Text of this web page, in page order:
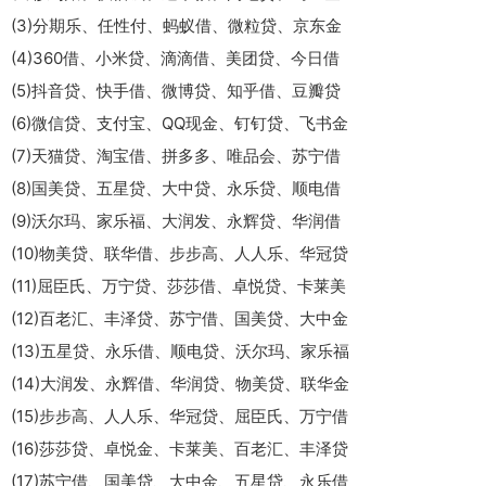
(3)分期乐、任性付、蚂蚁借、微粒贷、京东金
(4)360借、小米贷、滴滴借、美团贷、今日借
(5)抖音贷、快手借、微博贷、知乎借、豆瓣贷
(6)微信贷、支付宝、QQ现金、钉钉贷、飞书金
(7)天猫贷、淘宝借、拼多多、唯品会、苏宁借
(8)国美贷、五星贷、大中贷、永乐贷、顺电借
(9)沃尔玛、家乐福、大润发、永辉贷、华润借
(10)物美贷、联华借、步步高、人人乐、华冠贷
(11)屈臣氏、万宁贷、莎莎借、卓悦贷、卡莱美
(12)百老汇、丰泽贷、苏宁借、国美贷、大中金
(13)五星贷、永乐借、顺电贷、沃尔玛、家乐福
(14)大润发、永辉借、华润贷、物美贷、联华金
(15)步步高、人人乐、华冠贷、屈臣氏、万宁借
(16)莎莎贷、卓悦金、卡莱美、百老汇、丰泽贷
(17)苏宁借、国美贷、大中金、五星贷、永乐借